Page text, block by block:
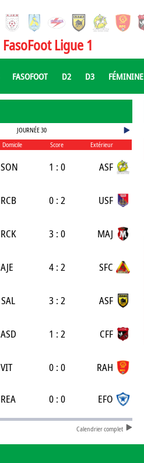
FasoFoot Ligue 1
FASOFOOT D2 D3 FÉMININE
JOURNÉE 30
Domicile Score
Extérieur
SON 1 : 0 ASF
RCB 0 : 2 USF
RCK 3 : 0 MAJ
AJE 4 : 2 SFC
SAL 3 : 2 ASF
ASD 1 : 2 CFF
VIT 0 : 0 RAH
REA 0 : 0 EFO
Calendrier complet